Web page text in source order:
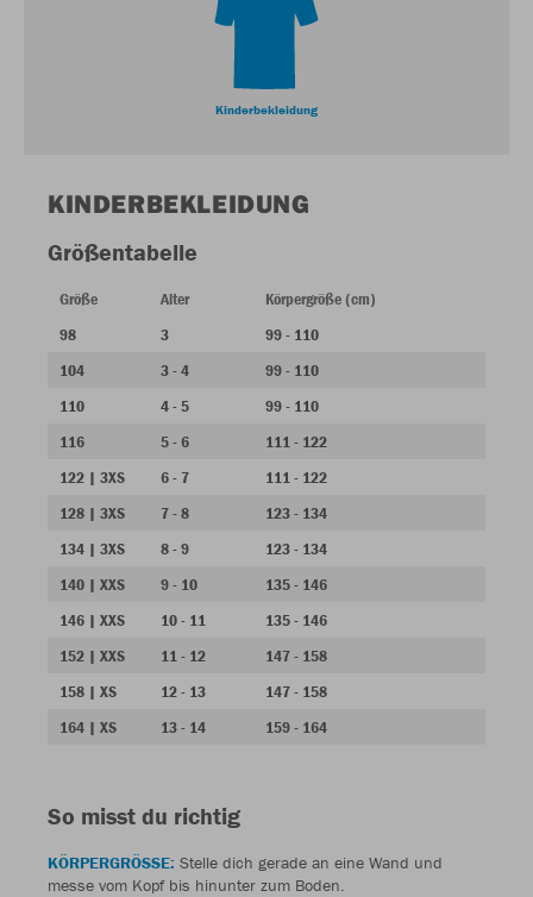
Kinderbekleidung
KINDERBEKLEIDUNG
Größentabelle
Größe Alter
Körpergröße (cm)
98
3
99 - 110
104
3 - 4
99 - 110
110
4 - 5
99 - 110
116
5 - 6
111 - 122
122 | 3XS
6 - 7
111 - 122
128 | 3XS
7 - 8
123 - 134
134 | 3XS
8 - 9
123 - 134
140 | XXS
9 - 10
135 - 146
146 | XXS
10 - 11
135 - 146
152 | XXS
11 - 12
147 - 158
158 | XS
12 - 13
147 - 158
164 | XS
13 - 14 159 - 164
So misst du richtig
KÖRPERGRÖSSE: Stelle dich gerade an eine Wand und
messe vom Kopf bis hinunter zum Boden.